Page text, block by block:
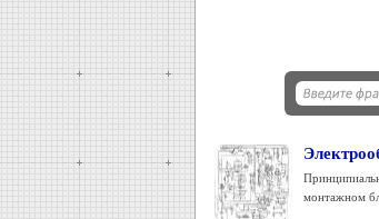
монтажном